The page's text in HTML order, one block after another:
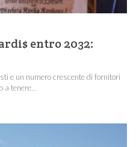
entro 2032:
e un numero crescente di fornitori
a tenere...